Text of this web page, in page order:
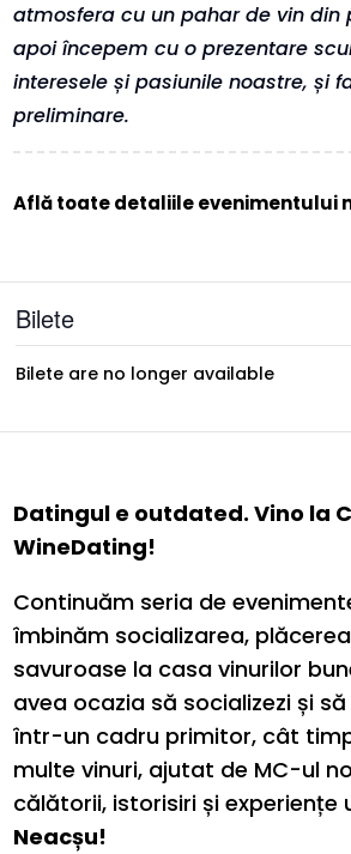
atmosfera cu un pahar de vin din
apoi începem cu o prezentare
interesele și pasiunile noastre, și
preliminare.
Află toate detaliile evenimentului
Bilete
Bilete are no longer available
Datingul e outdated. Vino la
WineDating!
Continuăm seria de
îmbinăm socializarea,
savuroase la casa vinurilor
avea ocazia să socializezi și
într-un cadru primitor, cât
multe vinuri, ajutat de MC-ul
călătorii, istorisiri și experiențe
Neacșu!